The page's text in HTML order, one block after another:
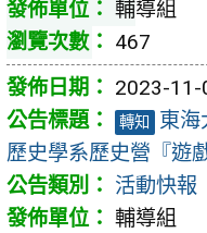
輔導組
467
2023-11-
轉知
東海
歷史學系歷史營『遊
活動快報
輔導組